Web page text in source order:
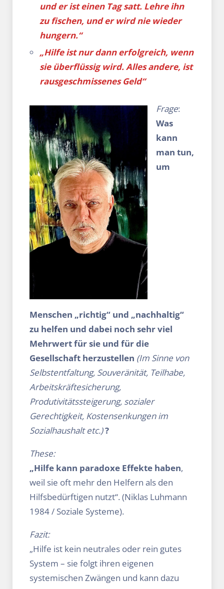
und er ist einen Tag satt. Lehre ihn
zu fischen, und er wird nie wieder
hungern.“
„Hilfe ist nur dann erfolgreich, wenn
sie überflüssig wird. Alles andere, ist
rausgeschmissenes Geld“
Frage:
Was
kann
man tun,
um
Menschen „richtig“ und „nachhaltig“
zu helfen und dabei noch sehr viel
Mehrwert für sie und für die
Gesellschaft herzustellen (Im Sinne von
Selbstentfaltung, Souveränität, Teilhabe,
Arbeitskräftesicherung,
Produtivitätssteigerung, sozialer
Gerechtigkeit, Kostensenkungen im
Sozialhaushalt etc.)?
These:
„Hilfe kann paradoxe Effekte haben,
weil sie oft mehr den Helfern als den
Hilfsbedürftigen nutzt“. (Niklas Luhmann
1984 / Soziale Systeme).
Fazit:
„Hilfe ist kein neutrales oder rein gutes
System – sie folgt ihren eigenen
systemischen Zwängen und kann dazu